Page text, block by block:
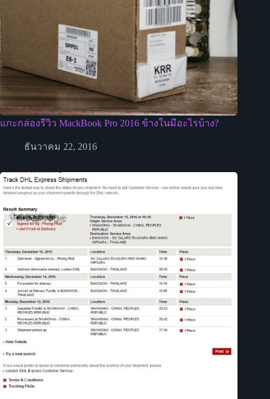
แกะกล่องรีวิว MackBook Pro 2016 ข้างในมีอะไรบ้าง?
ธันวาคม 22, 2016